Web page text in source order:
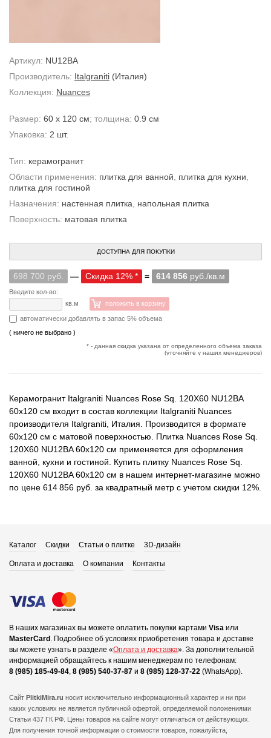
Артикул: NU12BA
Производитель: Italgraniti (Италия)
Коллекция: Nuances
Размер: 60 x 120 см; толщина: 0.9 см
Упаковка: 2 шт.
Тип: керамогранит
Области применения: плитка для ванной плитка для кухни
плитка для гостиной
Назначения: настенная плитка
напольная плитка
Поверхность: матовая плитка
ДОСТУПНА ДЛЯ ПОКУПКИ
698 700 руб. — Скидка 12% * = 614 856 руб./кв.м
Введите кол-во:
кв.м
положить в корзину
автоматически добавлять в запас 5% объема
( ничего не выбрано )
* - данная скидка указана от определенного объема заказа
(уточняйте у наших менеджеров)
Керамогранит Italgraniti Nuances Rose Sq. 120X60 NU12BA
60x120 см входит в состав коллекции Italgraniti Nuances
производителя Italgraniti, Италия. Производится в формате
60x120 см с матовой поверхностью. Плитка Nuances Rose Sq.
120X60 NU12BA 60x120 см применяется для оформления
ванной, кухни и гостиной. Купить плитку Nuances Rose Sq.
120X60 NU12BA 60x120 см в нашем интернет-магазине можно
по цене 614 856 руб. за квадратный метр с учетом скидки 12%.
Каталог Скидки Статьи о плитке 3D-дизайн
Оплата и доставка О компании Контакты
В наших магазинах вы можете оплатить покупки картами Visa или
MasterCard . Подробнее об условиях приобретения товара и доставке
вы можете узнать в разделе «Оплата и доставка». За дополнительной
информацией обращайтесь к нашим менеджерам по телефонам:
8 (985) 185-49-84, 8 (985) 540-37-87 и 8 (985) 128-37-22 (WhatsApp).
Сайт PlitkiMira.ru носит исключительно информационный характер и ни при
каких условиях не является публичной офертой, определяемой положениями
Статьи 437 ГК РФ. Цены товаров на сайте могут отличаться от действующих.
Для получения точной информации о стоимости товаров, пожалуйста,